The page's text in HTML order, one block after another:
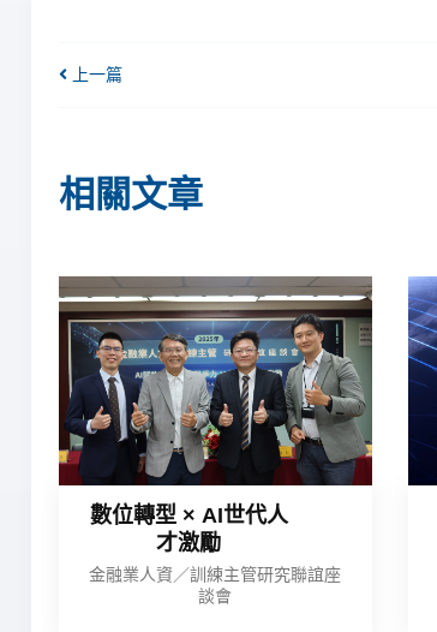
上一篇
相關文章
數位轉型 × AI世代人
才激勵
金融業人資／訓練主管研究聯誼座
談會